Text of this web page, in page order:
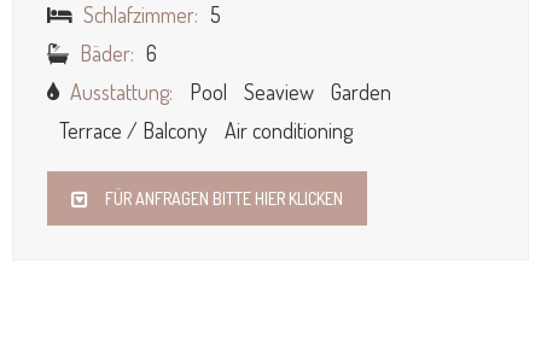
Schlafzimmer: 5
Bäder: 6
Ausstattung:
Pool Seaview
Garden
Terrace / Balcony
Air conditioning
FÜR ANFRAGEN BITTE HIER KLICKEN